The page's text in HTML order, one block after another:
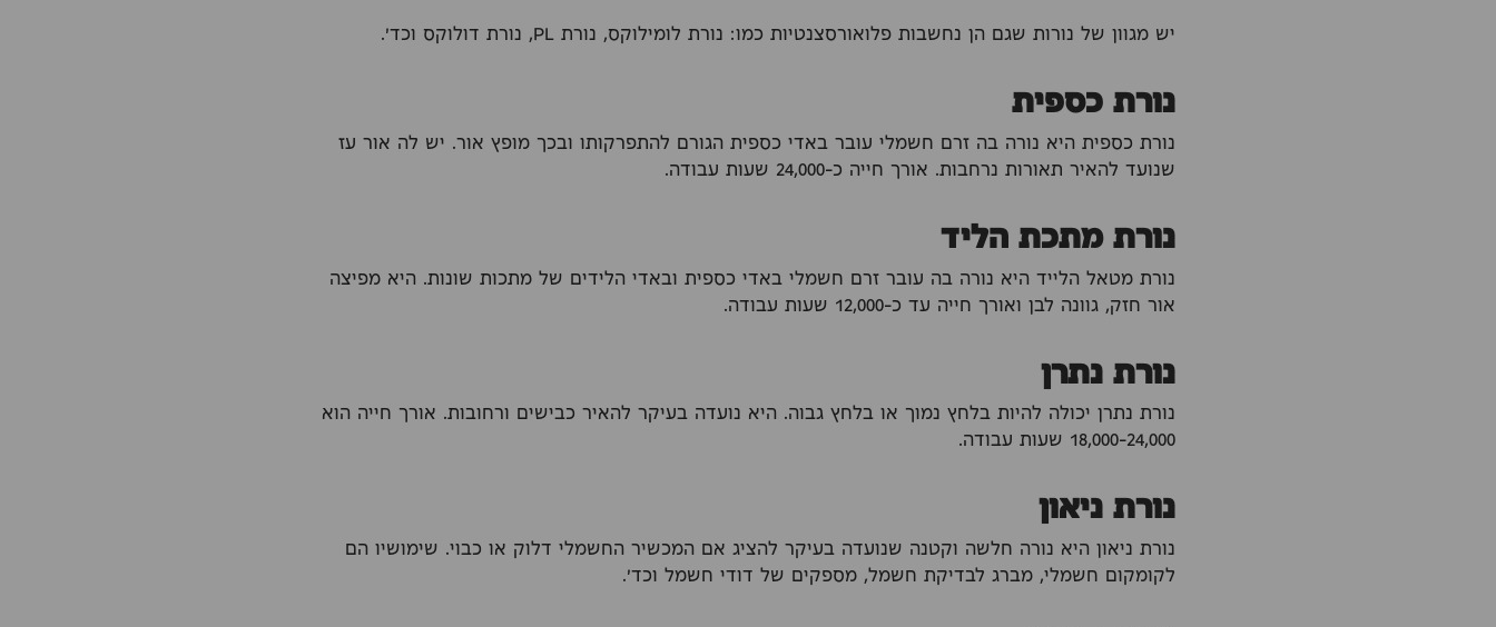
יש מגוון של נורות שגם הן נחשבות פלואורסצנטיות כמו: נורת לומילוקס, נורת PL, נורת דולוקס וכד'.
נורת כספית
נורת כספית היא נורה בה זרם חשמלי עובר באדי כספית הגורם להתפרקותו ובכך מופץ אור. יש לה אור עז
שנועד להאיר תאורות נרחבות. אורך חייה כ-24,000 שעות עבודה.
נורת מתכת הליד
נורת מטאל הלייד היא נורה בה עובר זרם חשמלי באדי כספית ובאדי הלידים של מתכות שונות. היא מפיצה
אור חזק, גוונה לבן ואורך חייה עד כ-12,000 שעות עבודה.
נורת נתרן
נורת נתרן יכולה להיות בלחץ נמוך או בלחץ גבוה. היא נועדה בעיקר להאיר כבישים ורחובות. אורך חייה הוא
18,000-24,000 שעות עבודה.
נורת ניאון
נורת ניאון היא נורה חלשה וקטנה שנועדה בעיקר להציג אם המכשיר החשמלי דלוק או כבוי. שימושיו הם
לקומקום חשמלי, מברג לבדיקת חשמל, מספקים של דודי חשמל וכד'.